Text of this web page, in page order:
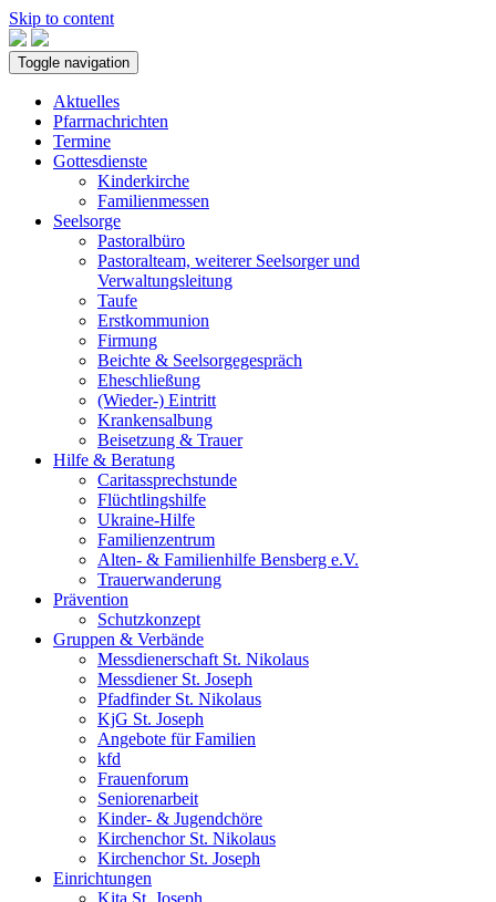
Skip to content
Toggle navigation
Aktuelles
Pfarrnachrichten
Termine
Gottesdienste
Kinderkirche
Familienmessen
Seelsorge
Pastoralbüro
Pastoralteam, weiterer Seelsorger und
Verwaltungsleitung
Taufe
Erstkommunion
Firmung
Beichte & Seelsorgegespräch
Eheschließung
(Wieder-) Eintritt
Krankensalbung
Beisetzung & Trauer
Hilfe & Beratung
Caritassprechstunde
Flüchtlingshilfe
Ukraine-Hilfe
Familienzentrum
Alten- & Familienhilfe Bensberg e.V.
Trauerwanderung
Prävention
Schutzkonzept
Gruppen & Verbände
Messdienerschaft St. Nikolaus
Messdiener St. Joseph
Pfadfinder St. Nikolaus
KjG St. Joseph
Angebote für Familien
kfd
Frauenforum
Seniorenarbeit
Kinder- & Jugendchöre
Kirchenchor St. Nikolaus
Kirchenchor St. Joseph
Einrichtungen
Kita St. Joseph